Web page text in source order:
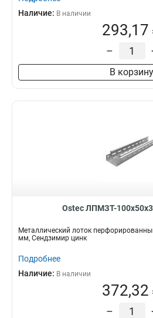
Наличие: В наличии
293,17
–
В корзину
Ostec ЛПМЗТ-
Металлический лоток
мм, Сендзимир цинк
Подробнее
Наличие: В наличии
372,32
–